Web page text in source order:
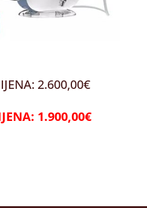
2.600,00€
1.900,00€